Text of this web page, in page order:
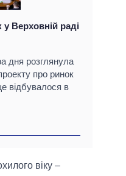
Верховній раді
дня розглянула
про ринок
відбувалося в
віку –